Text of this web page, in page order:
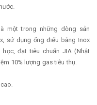
một trong những dòng sản
sử dụng ống điếu bằng Inox
đạt tiêu chuẩn JIA (Nhật
10% lượng gas tiêu thụ.